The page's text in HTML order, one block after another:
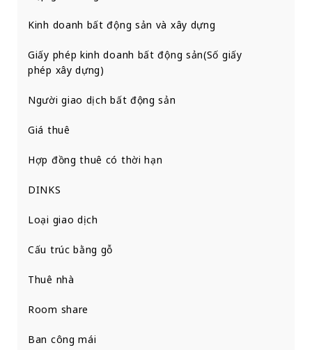
Kinh doanh bất động sản và xây dựng
Giấy phép kinh doanh bất động sản(Số giấy
phép xây dựng)
Người giao dịch bất động sản
Giá thuê
Hợp đồng thuê có thời hạn
DINKS
Loại giao dịch
Cấu trúc bằng gỗ
Thuê nhà
Room share
Ban công mái